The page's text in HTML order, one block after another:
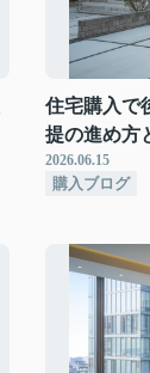
住宅購入で
提の進め方
2026.06.15
購入ブログ